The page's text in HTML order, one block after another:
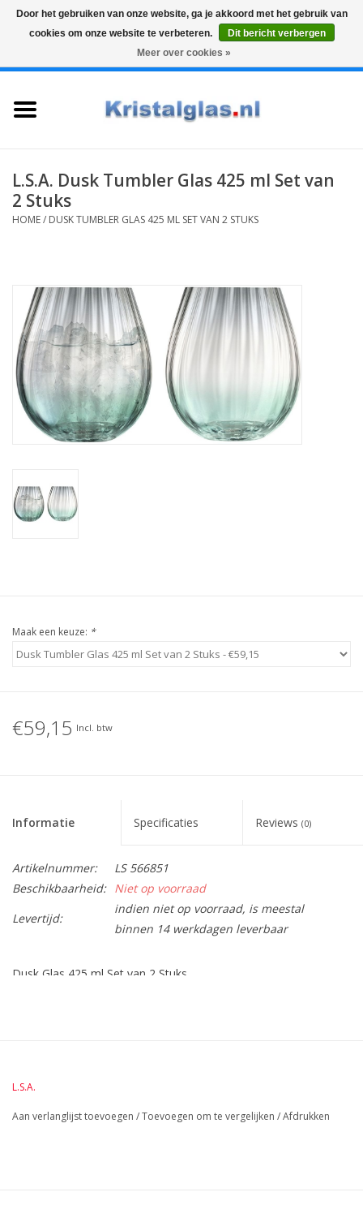
Graveren
Karaffen
Glas graveren
Cadeaus
Koffie & Thee
Bar & Wijn
L.S.A. Dusk Tumbler Glas 425 ml Set van
2 Stuks
HOME/ DUSK TUMBLER GLAS 425 ML SET VAN 2 STUKS
Maak een keuze: *
€59,15 Incl. btw
Informatie Specificaties Reviews (0)
Artikelnummer:
LS 566851
Beschikbaarheid: Niet op voorraad
Levertijd:
indien niet op voorraad, is meestal
binnen 14 werkdagen leverbaar
Dusk Glas 425 ml Set van 2 Stuks
L.S.A.
Aan verlanglijst toevoegen /Toevoegen om te vergelijken /Afdrukken
Door het gebruiken van onze website, ga je akkoord met het gebruik van
cookies om onze website te verbeteren.
Dit bericht verbergen
Meer over cookies »